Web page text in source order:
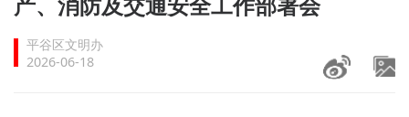
文明创建
文明实践
平谷区文明办
2026-06-18